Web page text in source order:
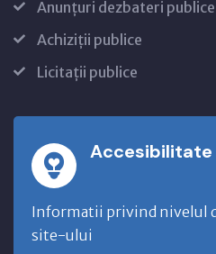
Anunțuri dezbateri publice
Achiziții publice
Licitații publice
Accesibilitate
Informatii privind nivelul
site-ului